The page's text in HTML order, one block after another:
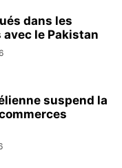
dans les
le Pakistan
suspend la